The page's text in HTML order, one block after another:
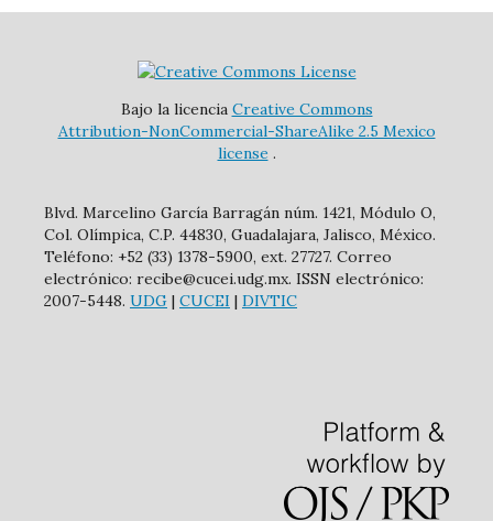
Bajo la licencia Creative Commons
Attribution-NonCommercial-ShareAlike 2.5 Mexico
license .
Blvd. Marcelino García Barragán núm. 1421, Módulo O,
Col. Olímpica, C.P. 44830, Guadalajara, Jalisco, México.
Teléfono: +52 (33) 1378-5900, ext. 27727. Correo
electrónico: recibe@cucei.udg.mx. ISSN electrónico:
2007-5448. UDG | CUCEI | DIVTIC